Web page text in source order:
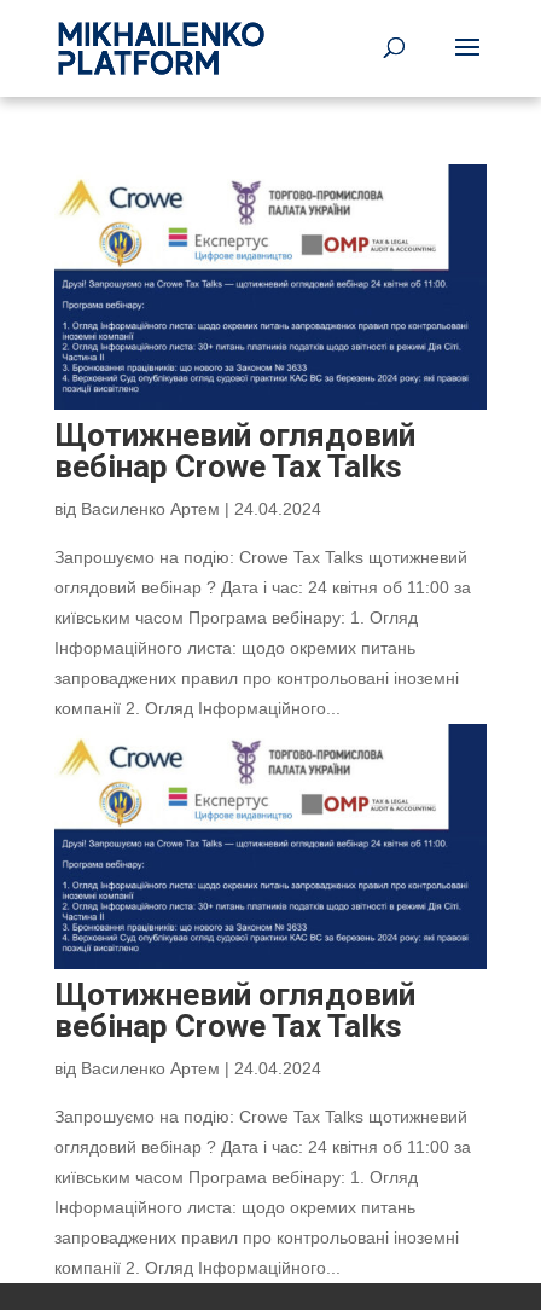
Щотижневий оглядовий
вебінар Crowe Tax Talks
від Василенко Артем | 24.04.2024
Запрошуємо на подію: Crowe Tax Talks щотижневий
оглядовий вебінар ? Дата і час: 24 квітня об 11:00 за
київським часом Програма вебінару: 1. Огляд
Інформаційного листа: щодо окремих питань
запроваджених правил про контрольовані іноземні
компанії 2. Огляд Інформаційного...
Щотижневий оглядовий
вебінар Crowe Tax Talks
від Василенко Артем | 24.04.2024
Запрошуємо на подію: Crowe Tax Talks щотижневий
оглядовий вебінар ? Дата і час: 24 квітня об 11:00 за
київським часом Програма вебінару: 1. Огляд
Інформаційного листа: щодо окремих питань
запроваджених правил про контрольовані іноземні
компанії 2. Огляд Інформаційного...